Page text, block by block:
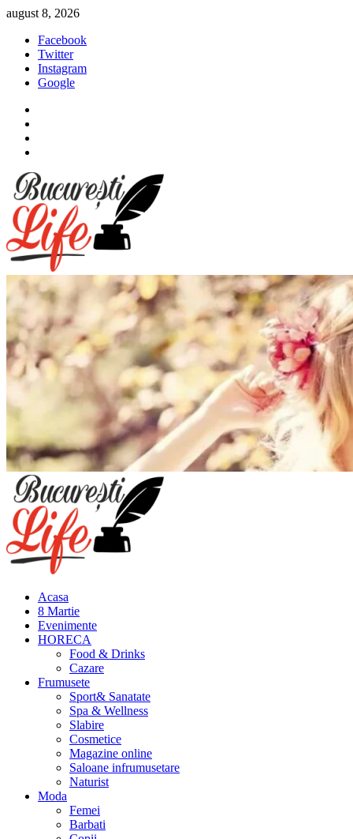
Sari
conținut
august 8, 2026
Facebook
Twitter
Instagram
Google
Meniu
principal
Acasa
8 Martie
Evenimente
HORECA
Food & Drinks
Cazare
Frumusete
Sport& Sanatate
Spa & Wellness
Slabire
Cosmetice
Magazine online
Saloane infrumusetare
Naturist
Moda
Femei
Barbati